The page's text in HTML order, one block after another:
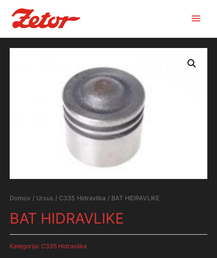
Main
Domov / Ursus / C335 Hidravlika / BAT HIDRAVLIKE
BAT HIDRAVLIKE
Kategorija: C335 Hidravlika